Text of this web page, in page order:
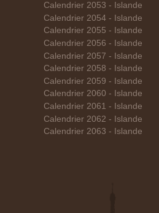
Calendrier 2053 - Islande
Calendrier 2054 - Islande
Calendrier 2055 - Islande
Calendrier 2056 - Islande
Calendrier 2057 - Islande
Calendrier 2058 - Islande
Calendrier 2059 - Islande
Calendrier 2060 - Islande
Calendrier 2061 - Islande
Calendrier 2062 - Islande
Calendrier 2063 - Islande